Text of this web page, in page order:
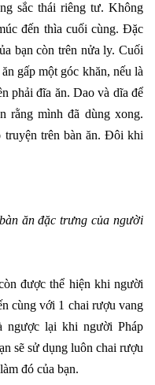
sắc thái riêng tư. Không
đến thìa cuối cùng. Đặc
bạn còn trên nửa ly. Cuối
gấp một góc khăn, nếu là
phải đĩa ăn. Dao và dĩa để
rằng mình đã dùng xong.
truyện trên bàn ăn. Đôi khi
trưng của người
được thể hiện khi người
cùng với 1 chai rượu vang
ngược lại khi người Pháp
sẽ sử dụng luôn chai rượu
đó của bạn.